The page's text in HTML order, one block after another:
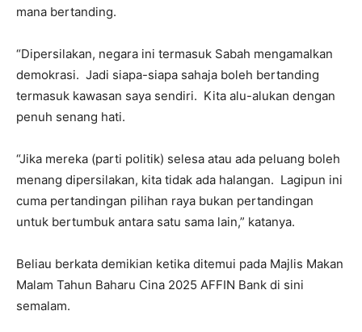
mana bertanding.
“Dipersilakan, negara ini termasuk Sabah mengamalkan
demokrasi. Jadi siapa-siapa sahaja boleh bertanding
termasuk kawasan saya sendiri. Kita alu-alukan dengan
penuh senang hati.
“Jika mereka (parti politik) selesa atau ada peluang boleh
menang dipersilakan, kita tidak ada halangan. Lagipun ini
cuma pertandingan pilihan raya bukan pertandingan
untuk bertumbuk antara satu sama lain,” katanya.
Beliau berkata demikian ketika ditemui pada Majlis Makan
Malam Tahun Baharu Cina 2025 AFFIN Bank di sini
semalam.